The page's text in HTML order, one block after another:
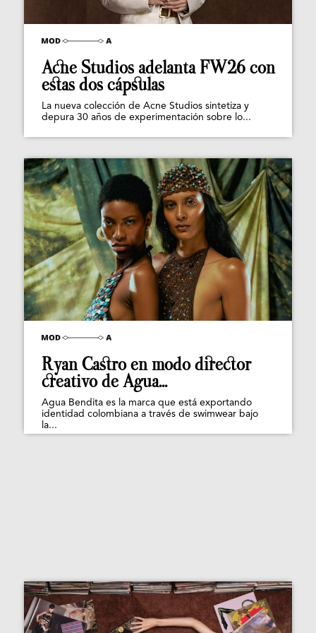
Acne Studios adelanta FW26 con
estas dos cápsulas
La nueva colección de Acne Studios sintetiza y
depura 30 años de experimentación sobre lo...
Ryan Castro en modo director
creativo de Agua...
Agua Bendita es la marca que está exportando
identidad colombiana a través de swimwear bajo
la...